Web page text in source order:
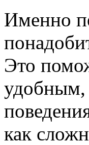
Именно
Это
удобным,
как